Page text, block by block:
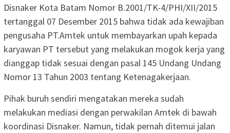
Disnaker Kota Batam Nomor B.2001/TK-4/PHI/XII/2015
tertanggal 07 Desember 2015 bahwa tidak ada kewajiban
pengusaha PT.Amtek untuk membayarkan upah kepada
karyawan PT tersebut yang melakukan mogok kerja yang
dianggap tidak sesuai dengan pasal 145 Undang Undang
Nomor 13 Tahun 2003 tentang Ketenagakerjaan.
Pihak buruh sendiri mengatakan mereka sudah
melakukan mediasi dengan perwakilan Amtek di bawah
koordinasi Disnaker. Namun, tidak pernah ditemui jalan